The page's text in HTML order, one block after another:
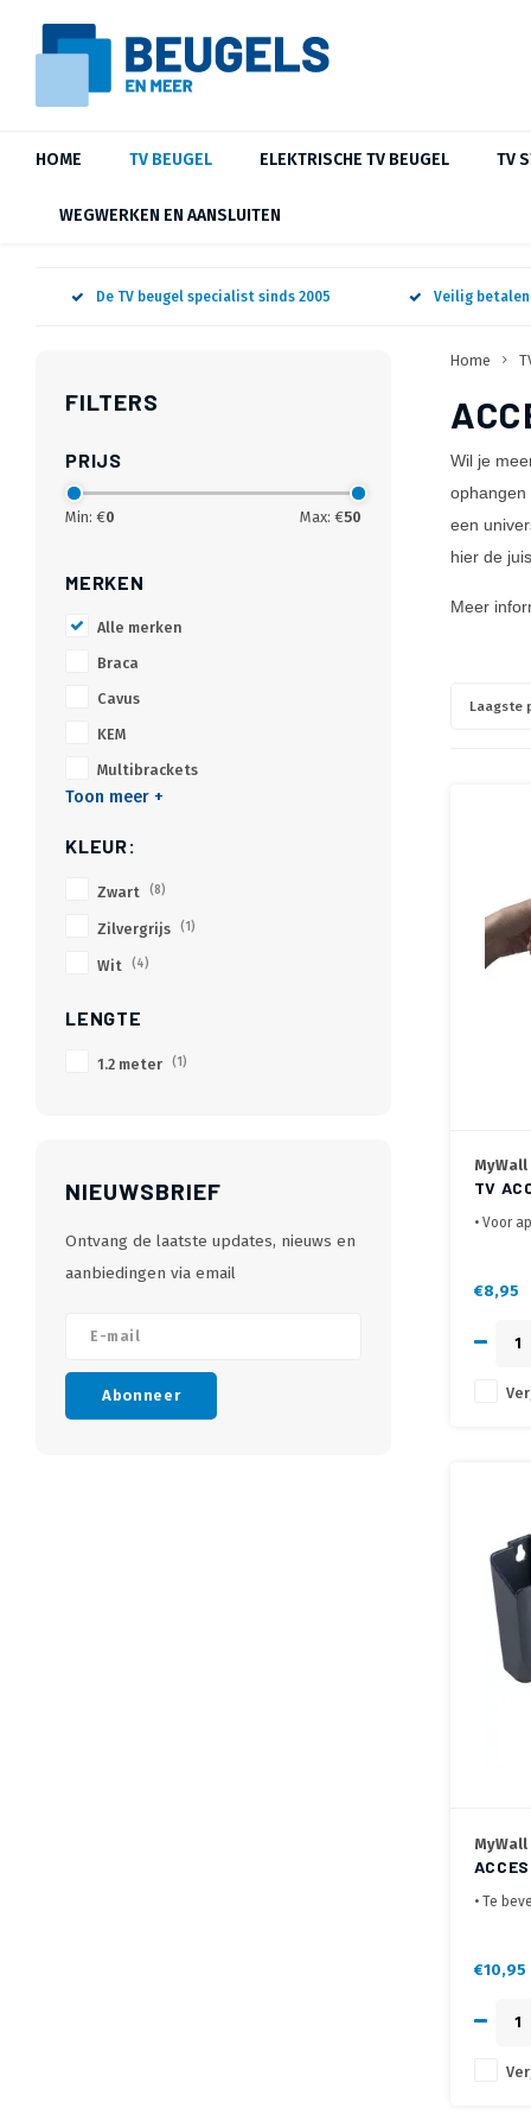
HOME TV BEUGEL ELEKTRISCHE TV BEUGEL TV
WEGWERKEN EN AANSLUITEN
De TV beugel specialist sinds 2005 Veilig
FILTERS
PRIJS
Min: €0 Max: €50
MERKEN
Alle merken
Braca
Cavus
KEM
Multibrackets
Toon meer +
KLEUR:
Zwart (8)
Zilvergrijs (1)
Wit (4)
LENGTE
1.2 meter (1)
NIEUWSBRIEF
Ontvang de laatste updates, nieuws en
aanbiedingen via email
Abonneer
Home
Wil je
ophangen
een
hier de
Meer
Laagste
MyWall
TV
MM
• Voor
Android
€8,95
MyWall
• Te
• Ideaal
€10,95